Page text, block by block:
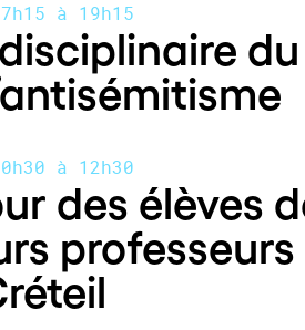
à 19h15
du
à 12h30
des élèves
professeurs